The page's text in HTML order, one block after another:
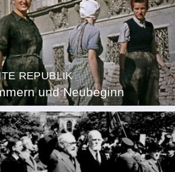
REPUBLIK
und Neubeginn